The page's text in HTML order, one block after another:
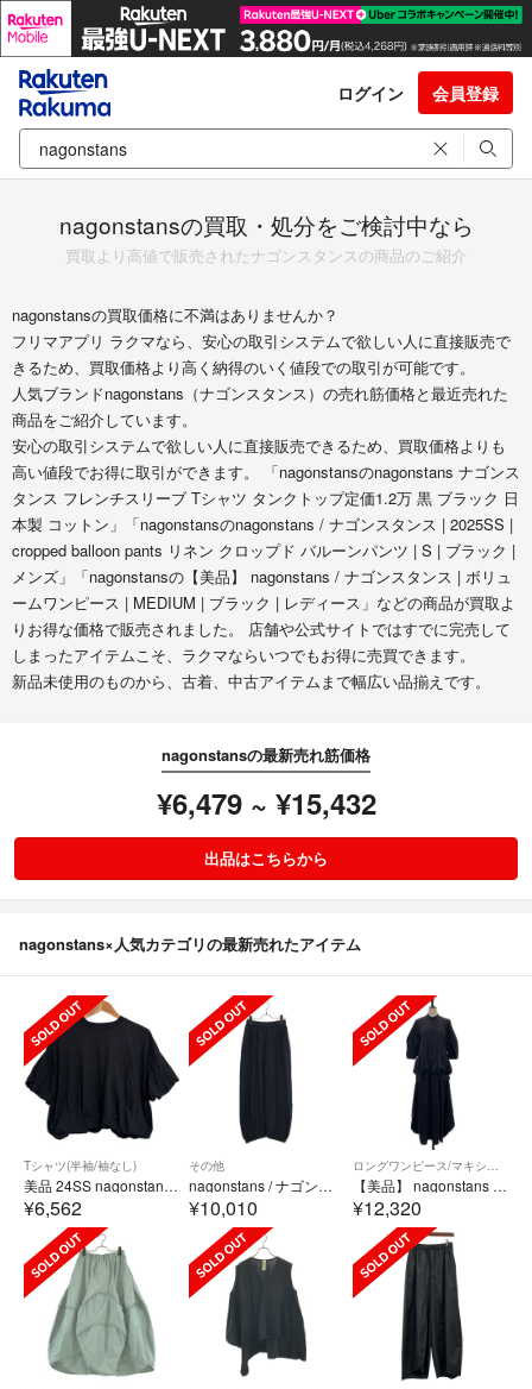
ログイン 会員登録
nagonstansの買取・処分をご検討中なら
買取より高値で販売されたナゴンスタンスの商品のご紹介
nagonstansの買取価格に不満はありませんか？
フリマアプリ ラクマなら、安心の取引システムで欲しい人に直接販売で
きるため、買取価格より高く納得のいく値段での取引が可能です。
人気ブランドnagonstans（ナゴンスタンス）の売れ筋価格と最近売れた
商品をご紹介しています。
安心の取引システムで欲しい人に直接販売できるため、買取価格よりも
高い値段でお得に取引ができます。 「nagonstansのnagonstans ナゴンス
タンス フレンチスリーブ Tシャツ タンクトップ定価1.2万 黒 ブラック 日
本製 コットン」「nagonstansのnagonstans / ナゴンスタンス | 2025SS |
cropped balloon pants リネン クロップド バルーンパンツ | S | ブラック |
メンズ」「nagonstansの【美品】 nagonstans / ナゴンスタンス | ボリュ
ームワンピース | MEDIUM | ブラック | レディース」などの商品が買取よ
りお得な価格で販売されました。 店舗や公式サイトではすでに完売して
しまったアイテムこそ、ラクマならいつでもお得に売買できます。
新品未使用のものから、古着、中古アイテムまで幅広い品揃えです。
nagonstansの最新売れ筋価格
¥6,479 ~ ¥15,432
出品はこちらから
nagonstans×人気カテゴリの最新売れたアイテム
Tシャツ(半袖/袖なし)
美品 24SS nagonstans ナゴンスタンス tuck balloon t-shirt タックバルーン Tシャツ 470HS880-1320 サイズM ブラック レディース 古着 中古 USED
¥6,562
その他
nagonstans / ナゴンスタンス | 2025SS | cropped balloon pants リネン クロップド バルーンパンツ | S | ブラック | メンズ
¥10,010
ロングワンピース/マキシワンピース
【美品】 nagonstans / ナゴンスタンス | ボリュームワンピース | MEDIUM | ブラック | レディース
¥12,320